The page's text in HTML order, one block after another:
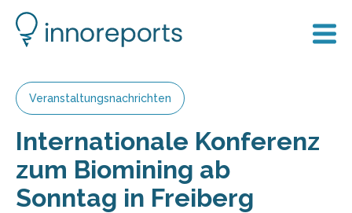
Veranstaltungsnachrichten
Internationale Konferenz
zum Biomining ab
Sonntag in Freiberg